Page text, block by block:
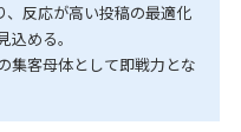
、反応が高い投稿の最適化
める。
集客母体として即戦力とな